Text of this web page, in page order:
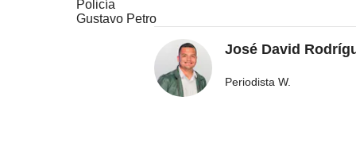
Policía
Gustavo Petro
José David
Periodista W.